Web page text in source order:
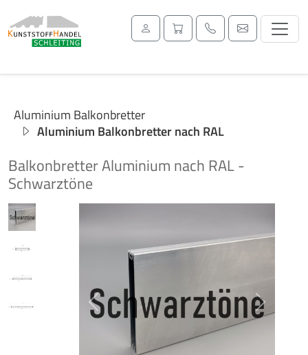
Aluminium Balkonbretter
Aluminium Balkonbretter nach RAL
Balkonbretter Aluminium nach RAL -
Schwarztöne
Previous Next